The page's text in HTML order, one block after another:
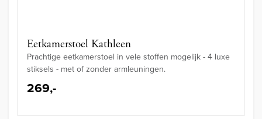
Eetkamerstoel Kathleen
Prachtige eetkamerstoel in vele stoffen mogelijk - 4 luxe
stiksels - met of zonder armleuningen.
269,-